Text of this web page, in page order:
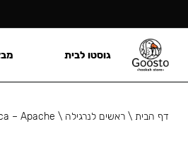
דף הבית\ ראשים לנרגילה \
– Apache
גוסטו לבית